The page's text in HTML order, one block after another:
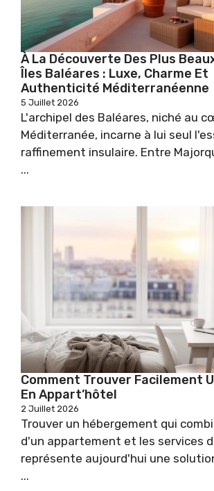
À La Découverte Des Plus
Îles Baléares : Luxe, Charme Et
Authenticité Méditerranéenne
5 Juillet 2026
L'archipel des Baléares, niché au
Méditerranée, incarne à lui seul
raffinement insulaire. Entre
...
Comment Trouver Facilement
En Appart’hôtel
2 Juillet 2026
Trouver un hébergement qui
d'un appartement et les services
représente aujourd'hui une
...